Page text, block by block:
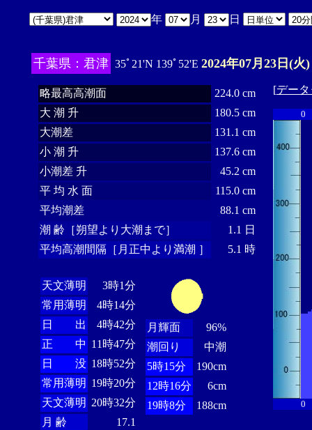
年 月 日
千葉県：君津 35ﾟ21'N 139ﾟ52'E 2024年07月23日(火)
略最高高潮面
224.0 cm
大 潮 升
180.5 cm
大潮差
131.1 cm
小 潮 升
137.6 cm
小潮差 升
45.2 cm
平 均 水 面
115.0 cm
平均潮差
88.1 cm
潮 齢［朔望より大潮まで］
1.1 日
平均高潮間隔［月正中より満潮 ］
5.1 時
天文薄明
3時1分
常用薄明
4時14分
日 出
4時42分
正 中 11時47分
日 没 18時52分
常用薄明 19時20分
天文薄明 20時32分
月 齢
17.1
月輝面
96%
潮回り
中潮
5時15分
190cm
12時16分
6cm
19時8分
188cm
[デー
0
0